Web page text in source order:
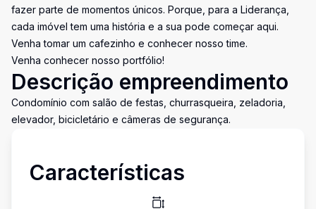
fazer parte de momentos únicos. Porque, para a Liderança,
cada imóvel tem uma história e a sua pode começar aqui.
Venha tomar um cafezinho e conhecer nosso time.
Venha conhecer nosso portfólio!
Descrição empreendimento
Condomínio com salão de festas, churrasqueira, zeladoria,
elevador, bicicletário e câmeras de segurança.
Características